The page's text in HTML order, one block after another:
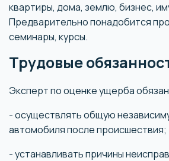
квартиры, дома, землю, бизнес,
Предварительно понадобится
семинары, курсы.
Трудовые
Эксперт по оценке ущерба
- осуществлять общую
автомобиля после происшествия;
- устанавливать причины